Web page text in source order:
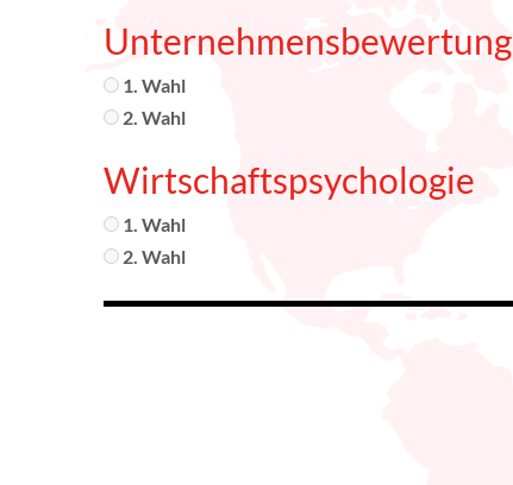
Unternehmensbewertung
1. Wahl
2. Wahl
Wirtschaftspsychologie
1. Wahl
2. Wahl